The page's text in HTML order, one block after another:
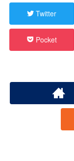
Twitter
Pocket